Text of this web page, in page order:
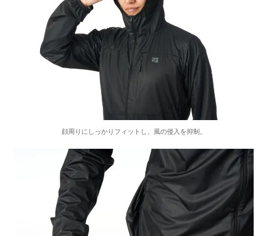
顔周りにしっかりフィットし、風の侵入を抑制。